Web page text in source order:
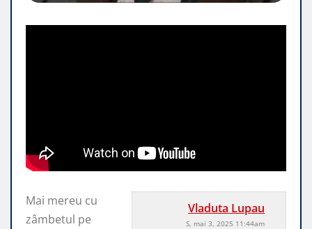
Vladuta Lupau
S, mai 3, 2025 11:44am
Mai mereu cu
zâmbetul pe